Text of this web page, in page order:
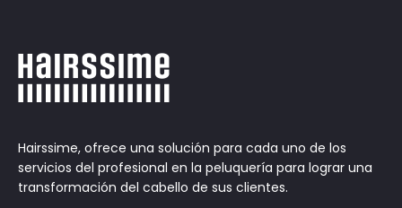
Hairssime, ofrece una solución para cada uno de los
servicios del profesional en la peluquería para lograr una
transformación del cabello de sus clientes.